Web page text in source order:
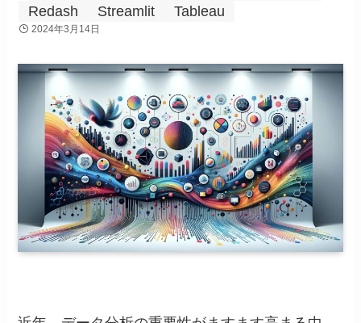
Redash
Streamlit Tableau
2024年3月14日